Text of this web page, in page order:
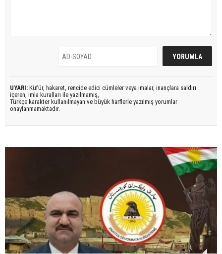
UYARI: Küfür, hakaret, rencide edici cümleler veya imalar, inançlara saldırı
içeren, imla kuralları ile yazılmamış,
Türkçe karakter kullanılmayan ve büyük harflerle yazılmış yorumlar
onaylanmamaktadır.